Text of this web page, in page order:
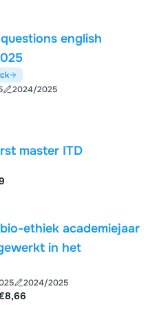
english
2024/2025
master ITD
ethiek academiejaar
in het
2024/2025